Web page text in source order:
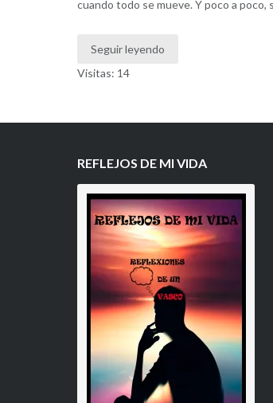
cuando todo se mueve. Y poco a poco,
Seguir leyendo
Visitas: 14
REFLEJOS DE MI VIDA